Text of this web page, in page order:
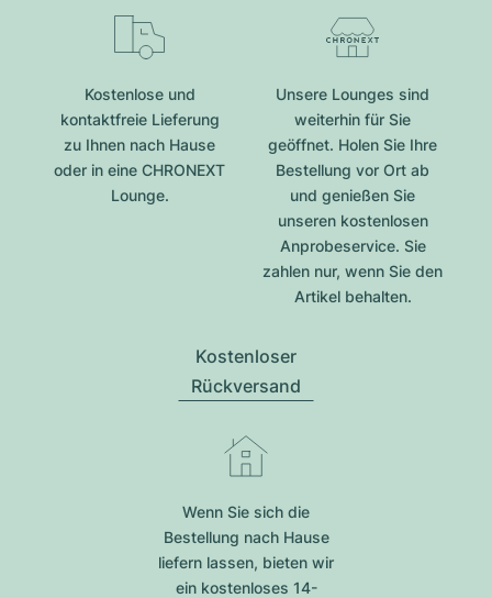
Kostenlose und
kontaktfreie Lieferung
zu Ihnen nach Hause
oder in eine CHRONEXT
Lounge.
Unsere Lounges sind
weiterhin für Sie
geöffnet. Holen Sie Ihre
Bestellung vor Ort ab
und genießen Sie
unseren kostenlosen
Anprobeservice. Sie
zahlen nur, wenn Sie den
Artikel behalten.
Kostenloser
Rückversand
Wenn Sie sich die
Bestellung nach Hause
liefern lassen, bieten wir
ein kostenloses 14-